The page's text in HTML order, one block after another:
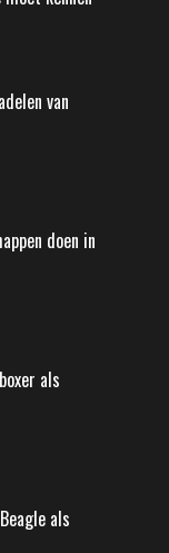
van
doen in
als
als